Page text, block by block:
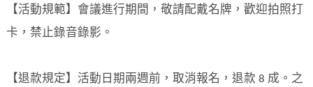
【活動規範】會議進行期間，敬請配戴名牌，歡迎拍照打
卡，禁止錄音錄影。
【退款規定】活動日期兩週前，取消報名，退款 8 成。之